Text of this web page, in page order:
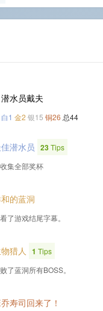
潜水员戴夫
白1 金2 银15 铜26 总44
潜水员 23Tips
集全部奖杯
的蓝洞
了游戏结尾字幕。
猎人 1 Tips
了蓝洞所有BOSS。
寿司回来了！